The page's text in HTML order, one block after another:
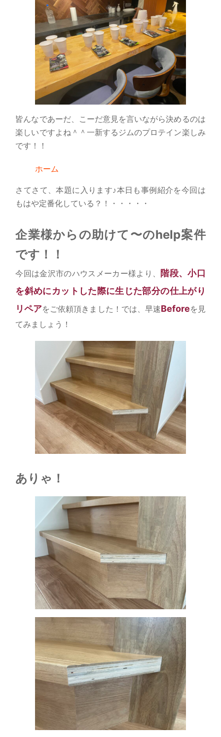
皆んなであーだ、こーだ意見を言いながら決めるのは
楽しいですよね＾＾一新するジムのプロテイン楽しみ
です！！
ホーム
さてさて、本題に入ります♪本日も事例紹介を今回は
もはや定番化している？！・・・・・
企業様からの助けて〜のhelp案件
です！！
今回は金沢市のハウスメーカー様より、 階段、小口
を斜めにカットした際に生じた部分の仕上がり
リペアをご依頼頂きました！では、早速Beforeを見
てみましょう！
ありゃ！